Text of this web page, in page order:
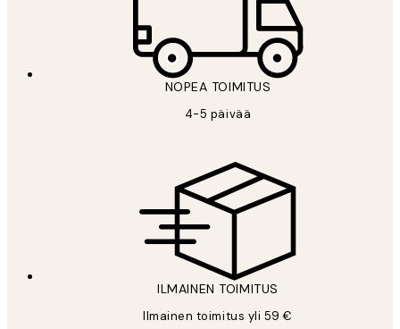
NOPEA TOIMITUS
4-5 päivää
ILMAINEN TOIMITUS
Ilmainen toimitus yli 59 €